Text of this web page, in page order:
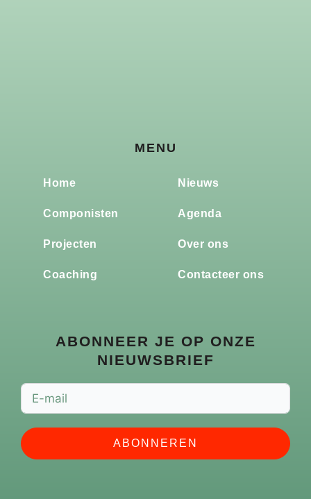
MENU
Home
Componisten
Projecten
Coaching
Nieuws
Agenda
Over ons
Contacteer ons
ABONNEER JE OP ONZE
NIEUWSBRIEF
ABONNEREN